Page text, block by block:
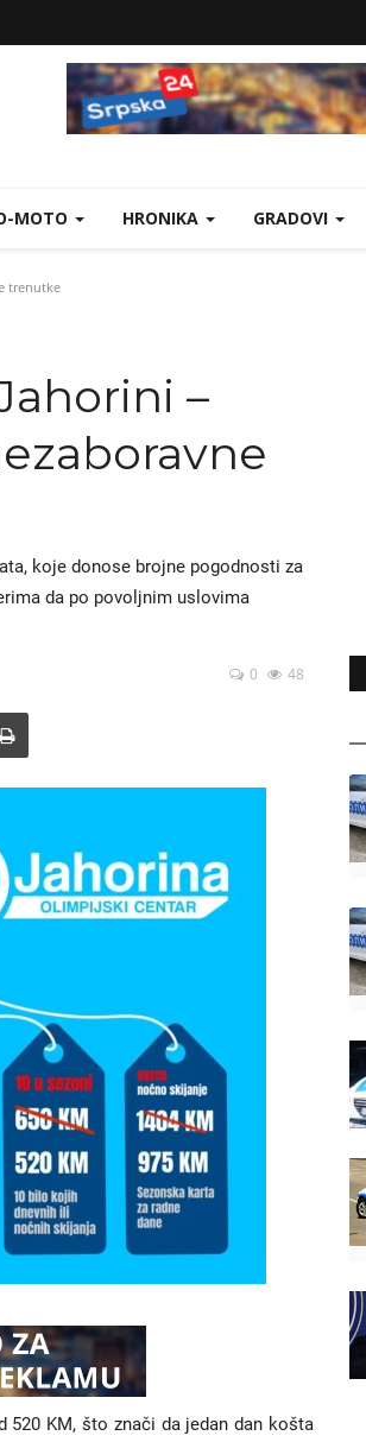
MOTO HRONIKA GRADOVI
trenutke
–
koje donose brojne pogodnosti za
da po povoljnim uslovima
0 48
KM, što znači da jedan dan košta